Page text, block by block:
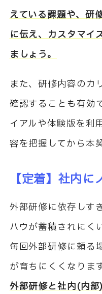
えている課題や、研
に伝え、カスタマイ
ましょう。
また、研修内容のカ
確認することも有効
イアルや体験版を利
容を把握してから本
【定着】社内
外部研修に依存しす
ハウが蓄積されにく
毎回外部研修に頼る
が育ちにくくなりま
外部研修と社内(内